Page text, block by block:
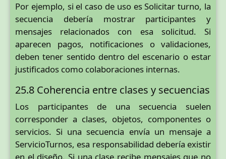
Por ejemplo, si el caso de uso es Solicitar turno, la
secuencia debería mostrar participantes y
mensajes relacionados con esa solicitud. Si
aparecen pagos, notificaciones o validaciones,
deben tener sentido dentro del escenario o estar
justificados como colaboraciones internas.
25.8 Coherencia entre clases y secuencias
Los participantes de una secuencia suelen
corresponder a clases, objetos, componentes o
servicios. Si una secuencia envía un mensaje a
ServicioTurnos, esa responsabilidad debería existir